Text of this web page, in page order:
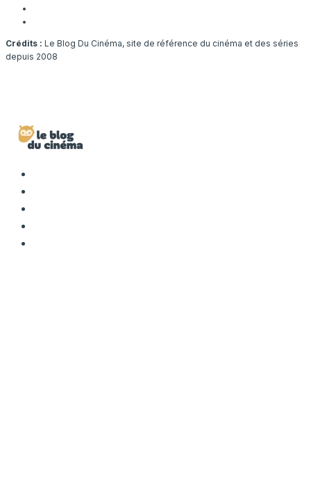
Crédits : Le Blog Du Cinéma, site de référence du cinéma et des séries
depuis 2008